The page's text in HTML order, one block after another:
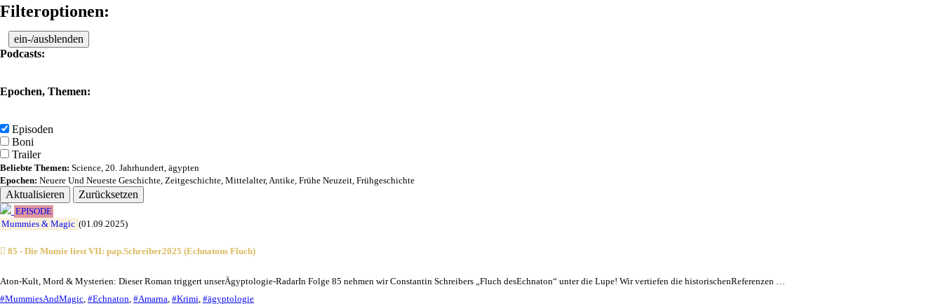
Filteroptionen:
ein-/ausblenden
Podcasts:
Epochen, Themen:
Episoden
Boni
Trailer
Beliebte Themen: Science, 20. Jahrhundert, ägypten
Epochen: Neuere Und Neueste Geschichte, Zeitgeschichte, Mittelalter,Antike, Frühe Neuzeit, Frühgeschichte
Aktualisieren Zurücksetzen
EPISODE
Mummies & Magic (01.09.2025)
85 - Die Mumie liest VII: pap.Schreiber2025 (Echnatons Fluch)
Aton-Kult, Mord & Mysterien: Dieser Roman triggert unserÄgyptologie-RadarIn Folge 85 nehmen wir Constantin Schreibers „Fluch desEchnaton“ unter die Lupe! Wir vertiefen die historischenReferenzen …
#MummiesAndMagic #Echnaton #Amarna #Krimi #ägyptologie